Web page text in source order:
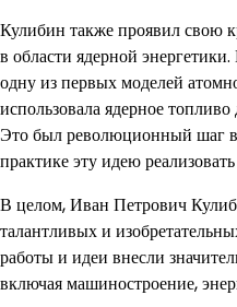
Кулибин также проявил свою
в области ядерной
одну из первых моделей
использовала ядерное топливо
Это был революционный шаг в
практике эту идею
В целом, Иван Петрович
талантливых и
работы и идеи внесли
включая машиностроение,